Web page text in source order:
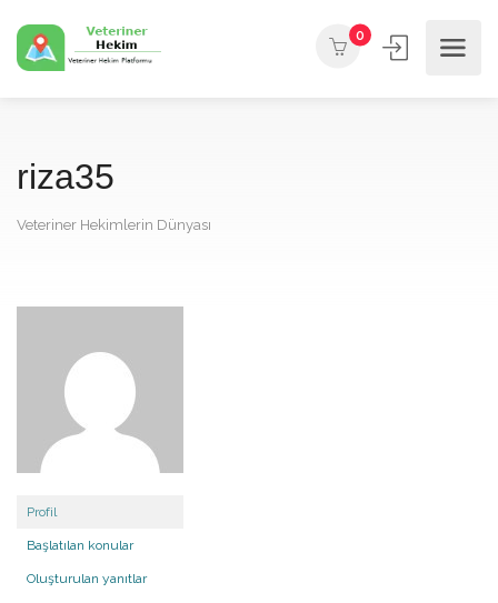
0
riza35
Veteriner Hekimlerin Dünyası
Profil
Başlatılan konular
Oluşturulan yanıtlar